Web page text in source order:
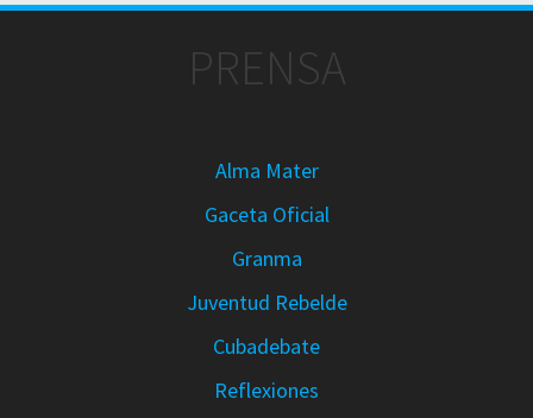
PRENSA
Alma Mater
Gaceta Oficial
Granma
Juventud Rebelde
Cubadebate
Reflexiones